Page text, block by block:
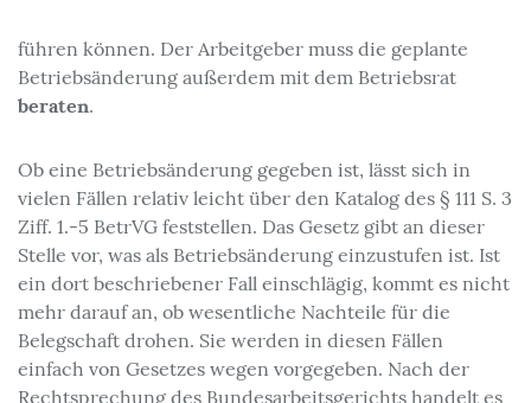
führen können. Der Arbeitgeber muss die geplante
Betriebsänderung außerdem mit dem Betriebsrat
beraten.
Ob eine Betriebsänderung gegeben ist, lässt sich in
vielen Fällen relativ leicht über den Katalog des § 111 S. 3
Ziff. 1.-5 BetrVG feststellen. Das Gesetz gibt an dieser
Stelle vor, was als Betriebsänderung einzustufen ist. Ist
ein dort beschriebener Fall einschlägig, kommt es nicht
mehr darauf an, ob wesentliche Nachteile für die
Belegschaft drohen. Sie werden in diesen Fällen
einfach von Gesetzes wegen vorgegeben. Nach der
Rechtsprechung des Bundesarbeitsgerichts handelt es